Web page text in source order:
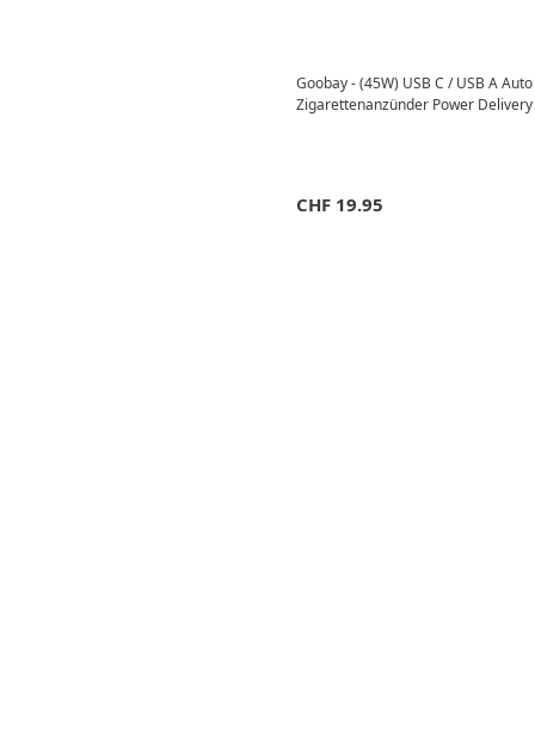
Goobay - (45W) USB C / USB A
Zigarettenanzünder Power
CHF 19.95